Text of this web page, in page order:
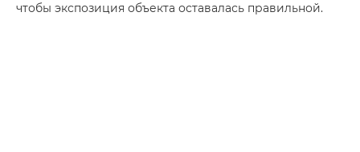
чтобы экспозиция объекта оставалась правильной.